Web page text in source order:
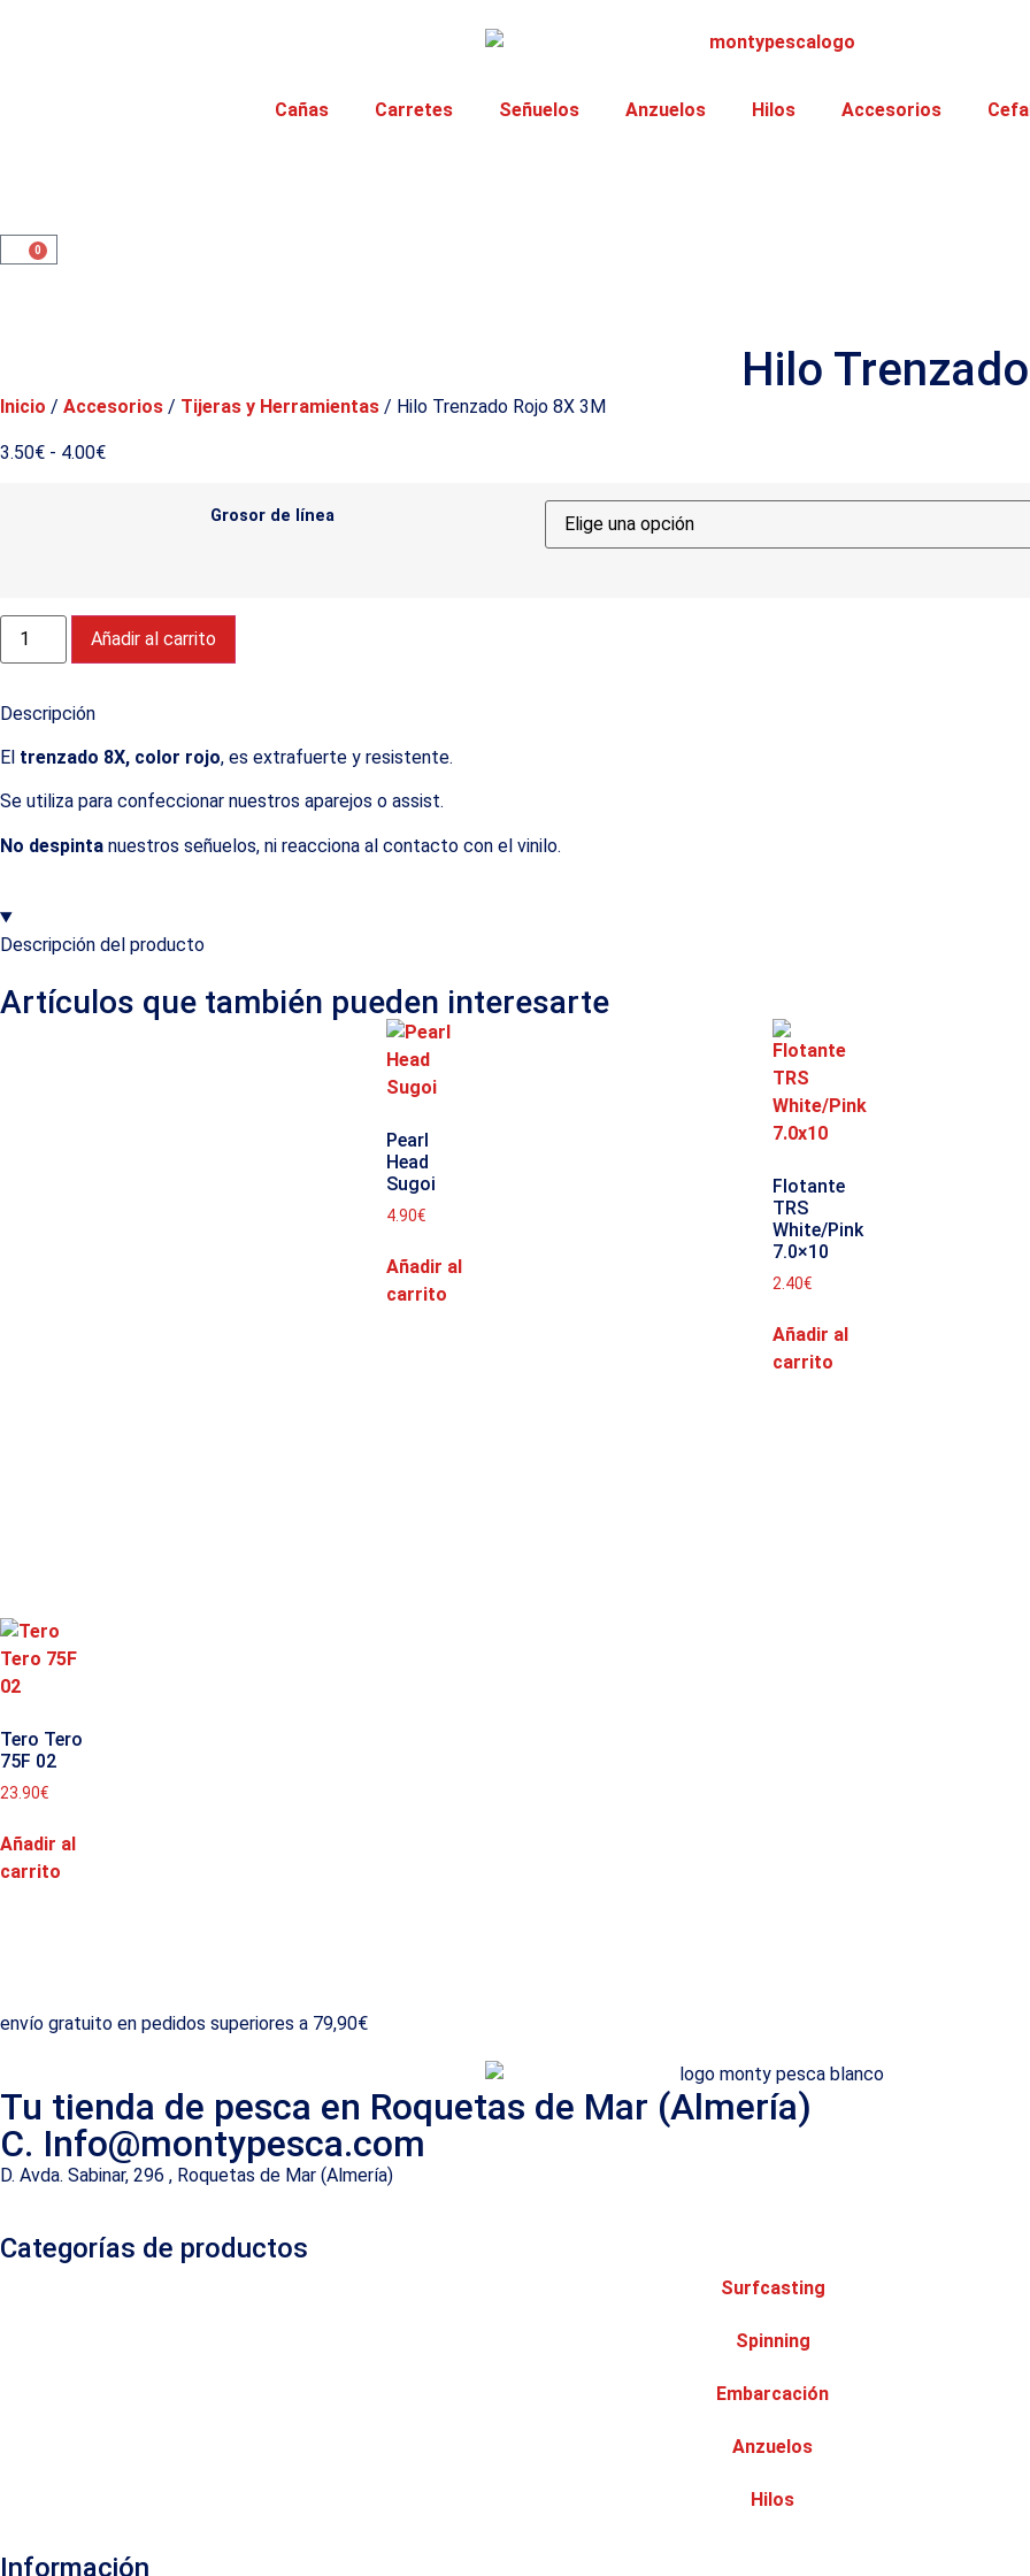
Cañas Carretes Señuelos Anzuelos Hilos Accesorios
0
Hilo
Inicio / Accesorios / Tijeras y Herramientas / Hilo Trenzado Rojo 8X 3M
3.50€ - 4.00€
Grosor de línea
Añadir al carrito
Descripción
El trenzado 8X, color rojo, es extrafuerte y resistente.
Se utiliza para confeccionar nuestros aparejos o assist.
No despinta nuestros señuelos, ni reacciona al contacto con el vinilo.
Descripción del producto
Artículos que también pueden interesarte
Pearl
Head
Sugoi
4.90€
Añadir al
carrito
Flotante
TRS
White/Pink
7.0×10
2.40€
Añadir al
carrito
Tero Tero
75F 02
23.90€
Añadir al
carrito
envío gratuito en pedidos superiores a 79,90€
Tu tienda de pesca en Roquetas de Mar (Almería)
C. Info@montypesca.com
D. Avda. Sabinar, 296 , Roquetas de Mar (Almería)
Categorías de productos
Surfcasting
Spinning
Embarcación
Anzuelos
Hilos
Información